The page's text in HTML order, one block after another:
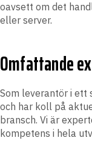
oavsett om det
eller server.
Omfattande
Som leverantör i ett
och har koll på
bransch. Vi är
kompetens i hela